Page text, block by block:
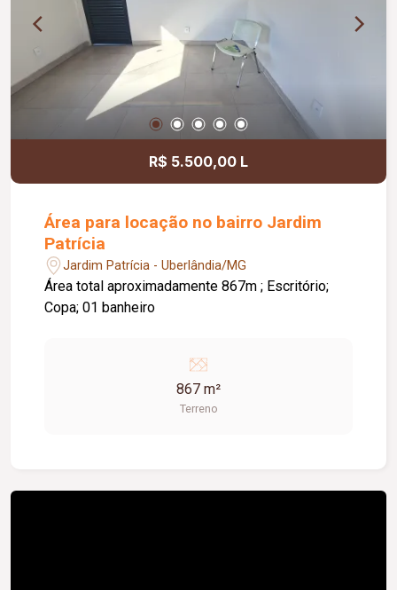
R$ 5.500,00 L
Área para locação no bairro Jardim
Patrícia
Jardim Patrícia - Uberlândia/MG
Área total aproximadamente 867m ; Escritório;
Copa; 01 banheiro
867 m²
Terreno